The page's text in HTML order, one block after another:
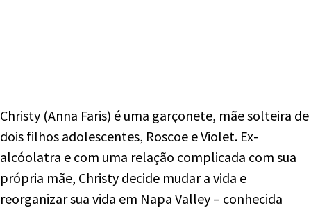
Christy (Anna Faris) é uma garçonete, mãe solteira de
dois filhos adolescentes, Roscoe e Violet. Ex-
alcóolatra e com uma relação complicada com sua
própria mãe, Christy decide mudar a vida e
reorganizar sua vida em Napa Valley – conhecida